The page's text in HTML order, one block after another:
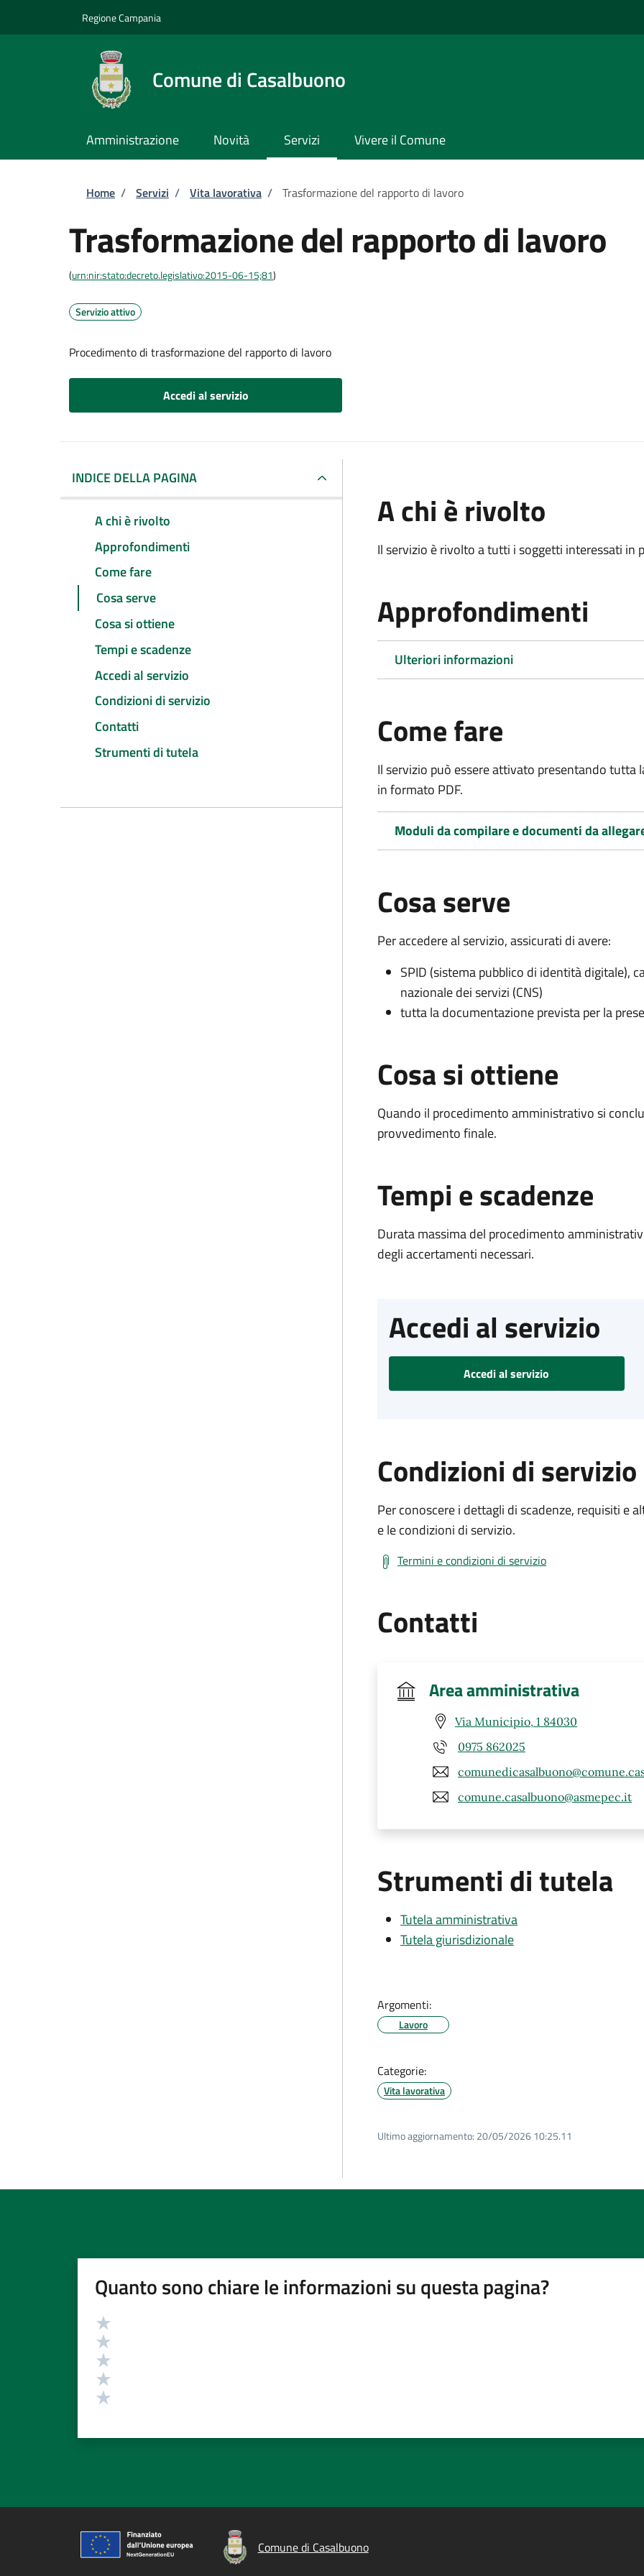
Regione Campania
Comune di Casalbuono
Amministrazione Novità Servizi Vivere il Comune
Briciole di pane
Home / Servizi / Vita lavorativa / Trasformazione del rapporto di lavoro
Trasformazione del rapporto di lavoro
(urn:nir:stato:decreto.legislativo:2015-06-15;81)
Servizio attivo
Procedimento di trasformazione del rapporto di lavoro
Accedi al servizio
INDICE DELLA PAGINA
A chi è rivolto
Approfondimenti
Come fare
Cosa serve
Cosa si ottiene
Tempi e scadenze
Accedi al servizio
Condizioni di servizio
Contatti
Strumenti di tutela
A chi è rivolto
Il servizio è rivolto a tutti i soggetti interessati in
Approfondimenti
Ulteriori informazioni
Come fare
Il servizio può essere attivato presentando
in formato PDF.
Moduli da compilare e documenti da
Cosa serve
Per accedere al servizio, assicurati di avere:
SPID (sistema pubblico di identità digitale),
nazionale dei servizi (CNS)
tutta la documentazione prevista per la
Cosa si ottiene
Quando il procedimento amministrativo si
provvedimento finale.
Tempi e scadenze
Durata massima del procedimento
degli accertamenti necessari.
Accedi al servizio
Accedi al servizio
Condizioni di servizio
Per conoscere i dettagli di scadenze, requisiti e
e le condizioni di servizio.
Termini e condizioni di servizio
Contatti
Area amministrativa
Via Municipio, 1 84030
0975 862025
comune.casalbuono@asmepec.it
Strumenti di tutela
Tutela amministrativa
Tutela giurisdizionale
Argomenti:
Lavoro
Categorie:
Vita lavorativa
Ultimo aggiornamento: 20/05/2026 10:25.11
Quanto sono chiare le informazioni su questa pagina?
Valutazione
Comune di Casalbuono